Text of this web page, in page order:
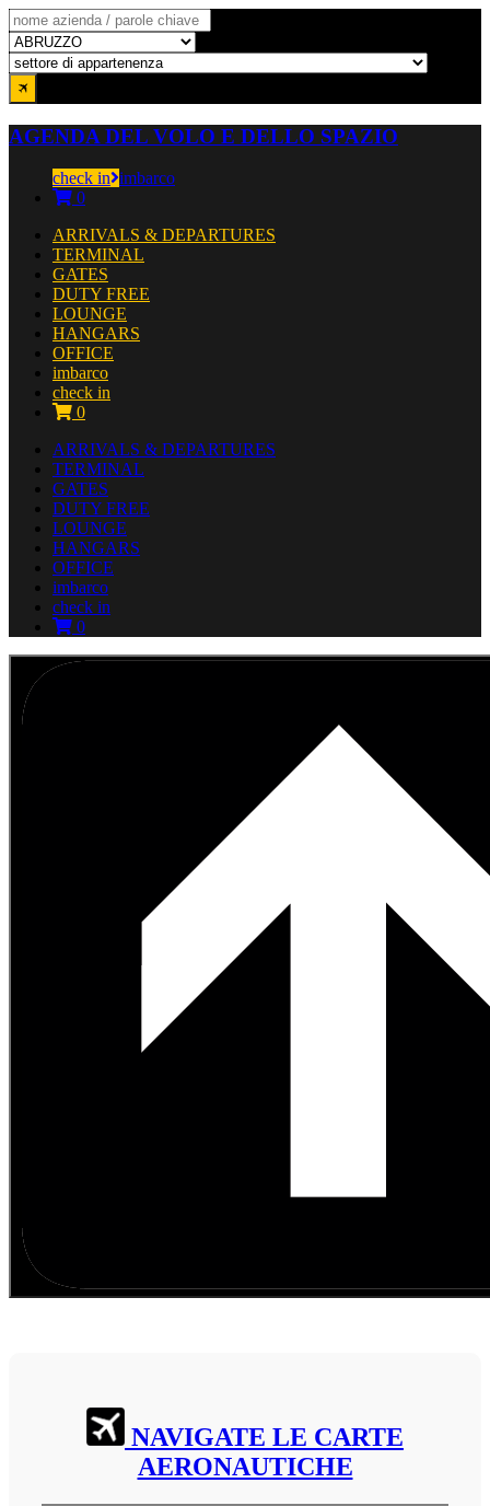
AGENDA DEL VOLO E DELLO SPAZIO
check in imbarco
0
ARRIVALS & DEPARTURES
TERMINAL
GATES
DUTY FREE
LOUNGE
HANGARS
OFFICE
imbarco
check in
0
ARRIVALS & DEPARTURES
TERMINAL
GATES
DUTY FREE
LOUNGE
HANGARS
OFFICE
imbarco
check in
0
NAVIGATE LE CARTE
AERONAUTICHE